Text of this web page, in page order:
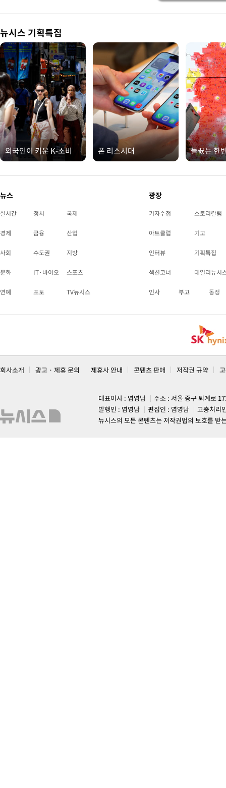
뉴시스 기획특집
외국인이 키운 K-소비 폰 리스시대 들끓는 한
뉴스
실시간 정치 국제
경제 금융 산업
사회 수도권 지방
문화 IT·바이오 스포츠
연예 포토 TV뉴시스
광장
기자수첩 스토리칼럼
아트클럽 기고
인터뷰 기획특집
섹션코너 데일리뉴시
인사 부고 동정
회사소개 광고 · 제휴 문의 제휴사 안내 콘텐츠 판매 저작권 규약
대표이사 : 염영남
주소 : 서울 중구 퇴계로
발행인 : 염영남
편집인 : 염영남
고충처리
뉴시스의 모든 콘텐츠는 저작권법의 보호를